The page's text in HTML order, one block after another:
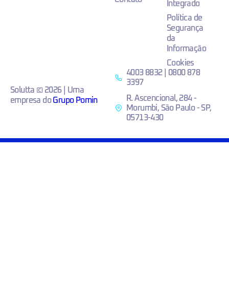
Integrado
Política de
Segurança
da
Informação
Cookies
Solutta © 2026 | Uma
empresa doGrupo Pomin
4003 8832 | 0800 878
3397
R. Ascencional, 284 -
Morumbi, São Paulo - SP,
05713-430